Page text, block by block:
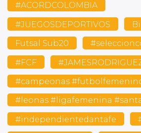
#ACORDCOLOMBIA
#JUEGOSDEPORTIVOS
Futsal Sub20
#FCF
#campeonas
#leonas #ligafemenina
#independientedantafe